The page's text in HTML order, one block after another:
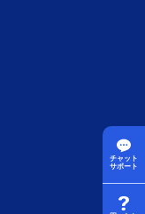
チャット
サポート